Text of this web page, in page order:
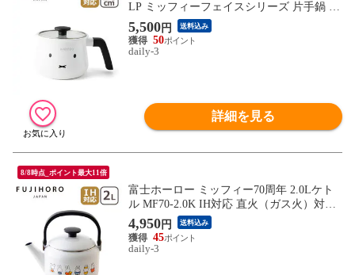
LP ミッフィーフェイスシリーズ 片手鍋 万
能ポット 琺瑯 IH対応 直火（ガス火）対応
FUJIHORO【北海道・沖縄は990円加算】 f
uj518-35
5,500円 送料込み
50
daily-3
詳細を見る
8/8時点_ポイント最大11倍
富士ホーロー ミッフィー70周年 2.0Lケト
ル MF70-2.0K IH対応 直火（ガス火）対応
FUJIHORO 【北海道・沖縄は990円加算】 f
uj518-312
4,950円 送料込み
45
daily-3